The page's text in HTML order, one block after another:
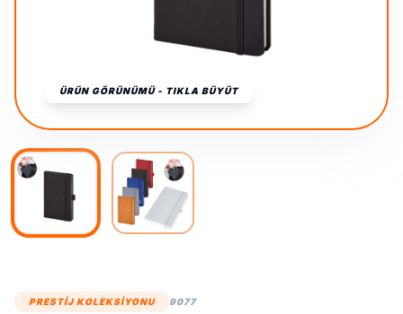
ÜRÜN GÖRÜNÜMÜ - TIKLA BÜYÜT
PRESTİJ KOLEKSİYONU 9077